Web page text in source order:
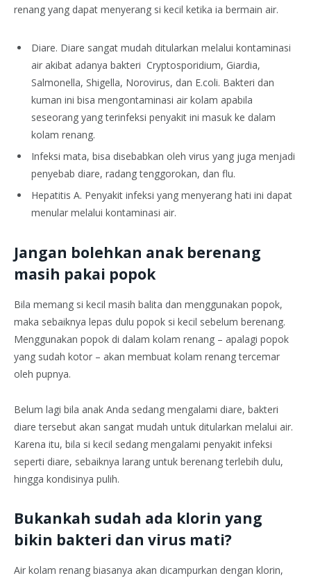
renang yang dapat menyerang si kecil ketika ia bermain air.
Diare. Diare sangat mudah ditularkan melalui kontaminasi
air akibat adanya bakteri Cryptosporidium, Giardia,
Salmonella, Shigella, Norovirus, dan E.coli. Bakteri dan
kuman ini bisa mengontaminasi air kolam apabila
seseorang yang terinfeksi penyakit ini masuk ke dalam
kolam renang.
Infeksi mata, bisa disebabkan oleh virus yang juga menjadi
penyebab diare, radang tenggorokan, dan flu.
Hepatitis A. Penyakit infeksi yang menyerang hati ini dapat
menular melalui kontaminasi air.
Jangan bolehkan anak berenang
masih pakai popok
Bila memang si kecil masih balita dan menggunakan popok,
maka sebaiknya lepas dulu popok si kecil sebelum berenang.
Menggunakan popok di dalam kolam renang – apalagi popok
yang sudah kotor – akan membuat kolam renang tercemar
oleh pupnya.
Belum lagi bila anak Anda sedang mengalami diare, bakteri
diare tersebut akan sangat mudah untuk ditularkan melalui air.
Karena itu, bila si kecil sedang mengalami penyakit infeksi
seperti diare, sebaiknya larang untuk berenang terlebih dulu,
hingga kondisinya pulih.
Bukankah sudah ada klorin yang
bikin bakteri dan virus mati?
Air kolam renang biasanya akan dicampurkan dengan klorin,